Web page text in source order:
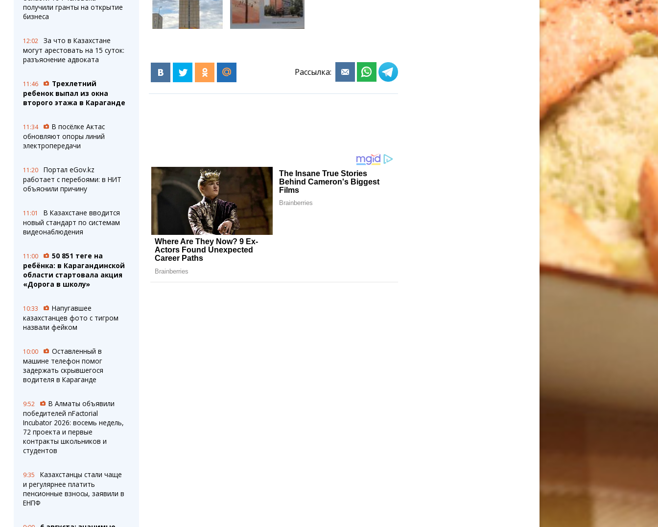
получили гранты на открытие
бизнеса
12:02
За что в Казахстане
могут арестовать на 15 суток:
разъяснение адвоката
11:46
Трехлетний
ребенок выпал из окна
второго этажа в Караганде
11:34
В посёлке Актас
обновляют опоры линий
электропередачи
11:20
Портал eGov.kz
работает с перебоями: в НИТ
объяснили причину
11:01
В Казахстане вводится
новый стандарт по системам
видеонаблюдения
11:00
50 851 теңге на
ребёнка: в Карагандинской
области стартовала акция
«Дорога в школу»
10:33
Напугавшее
казахстанцев фото с тигром
назвали фейком
10:00
Оставленный в
машине телефон помог
задержать скрывшегося
водителя в Караганде
9:52
В Алматы объявили
победителей nFactorial
Incubator 2026: восемь недель,
72 проекта и первые
контракты школьников и
студентов
9:35
Казахстанцы стали чаще
и регулярнее платить
пенсионные взносы, заявили в
ЕНПФ
Рассылка: